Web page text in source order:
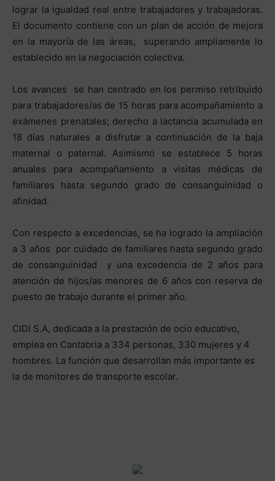
lograr la igualdad real entre trabajadores y trabajadoras.
El documento contiene con un plan de acción de mejora
en la mayoría de las áreas, superando ampliamente lo
establecido en la negociación colectiva.
Los avances se han centrado en los permiso retribuido
para trabajadores/as de 15 horas para acompañamiento a
exámenes prenatales; derecho a lactancia acumulada en
18 días naturales a disfrutar a continuación de la baja
maternal o paternal. Asimismo se establece 5 horas
anuales para acompañamiento a visitas médicas de
familiares hasta segundo grado de consanguinidad o
afinidad.
Con respecto a excedencias, se ha logrado la ampliación
a 3 años por cuidado de familiares hasta segundo grado
de consanguinidad y una excedencia de 2 años para
atención de hijos/as menores de 6 años con reserva de
puesto de trabajo durante el primer año.
CIDI S.A, dedicada a la prestación de ocio educativo,
emplea en Cantabria a 334 personas, 330 mujeres y 4
hombres. La función que desarrollan más importante es
la de monitores de transporte escolar.